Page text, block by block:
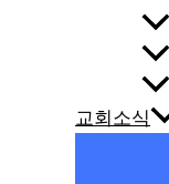
교회소식